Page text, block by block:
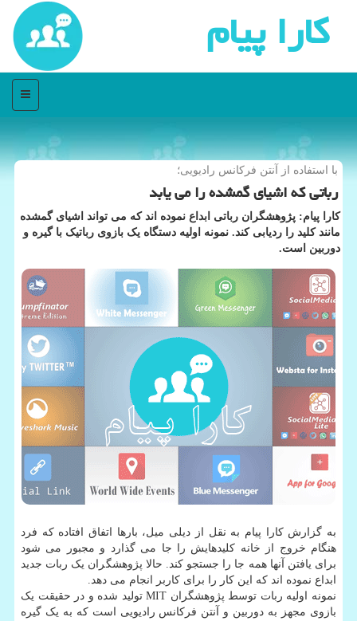
كارا پیام
منو
با استفاده از آنتن فركانس رادیویی؛
رباتی که اشیای گمشده را می یابد
کارا پیام: پژوهشگران رباتی ابداع نموده اند که می تواند اشیای گمشده
مانند کلید را ردیابی کند. نمونه اولیه دستگاه یک بازوی رباتیک با گیره و
دوربین است.
به گزارش کارا پیام به نقل از دیلی میل، بارها اتفاق افتاده که فرد
هنگام خروج از خانه کلیدهایش را جا می گذارد و مجبور می شود
برای یافتن آنها همه جا را جستجو کند. حالا پژوهشگران یک ربات جدید
ابداع نموده اند که این کار را برای کاربر انجام می دهد.
نمونه اولیه ربات توسط پژوهشگران MIT تولید شده و در حقیقت یک
بازوی مجهز به دوربین و آنتن فرکانس رادیویی است که به یک گیره